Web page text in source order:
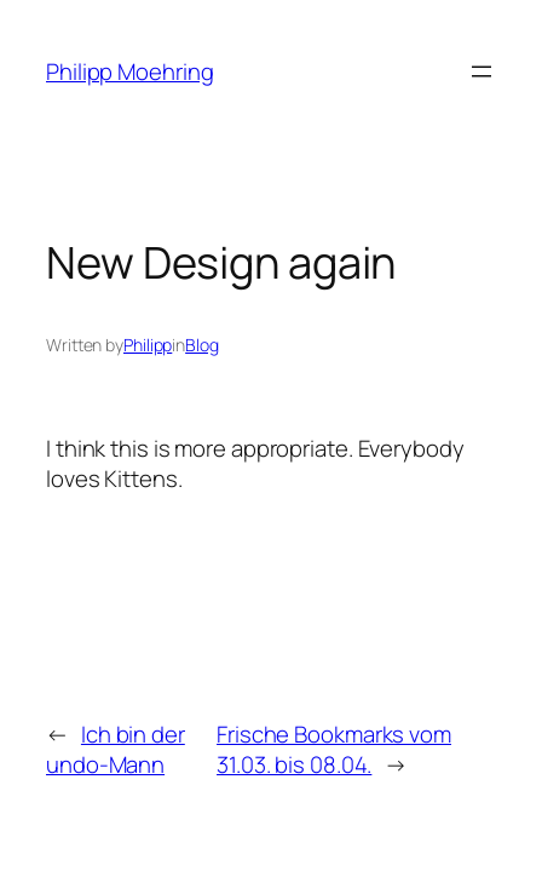
content
Philipp Moehring
New Design again
Written byPhilippinBlog
I think this is more appropriate. Everybody
loves Kittens.
← Ich bin der
undo-Mann
Frische Bookmarks vom
31.03. bis 08.04. →